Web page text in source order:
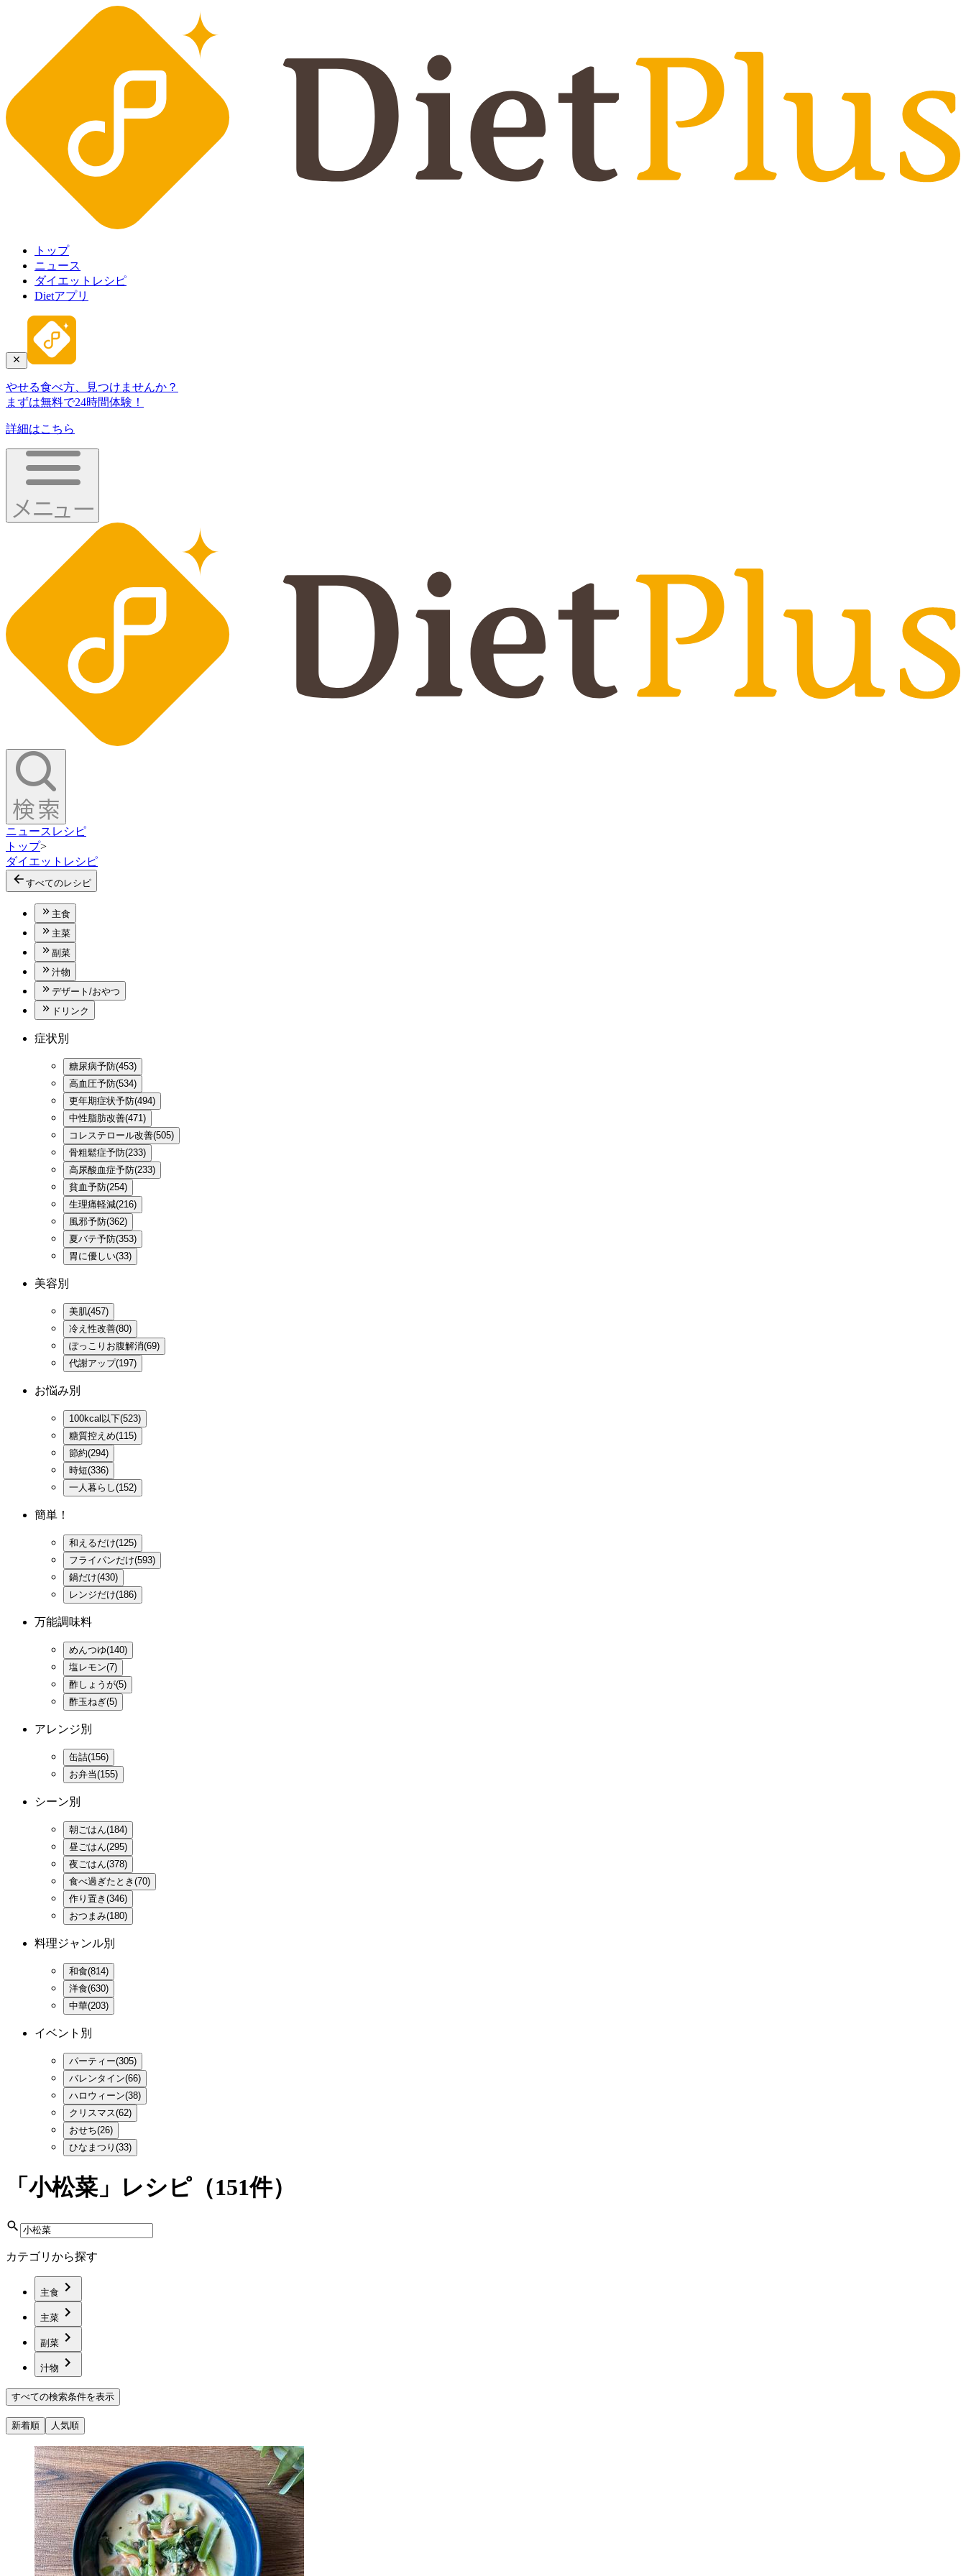
トップ
ニュース
ダイエットレシピ
Dietアプリ
やせる食べ方、見つけませんか？
まずは無料で24時間体験！
詳細はこちら
ニュース レシピ
トップ>
ダイエットレシピ
すべてのレシピ
主食
主菜
副菜
汁物
デザート/おやつ
ドリンク
症状別
糖尿病予防(453)
高血圧予防(534)
更年期症状予防(494)
中性脂肪改善(471)
コレステロール改善(505)
骨粗鬆症予防(233)
高尿酸血症予防(233)
貧血予防(254)
生理痛軽減(216)
風邪予防(362)
夏バテ予防(353)
胃に優しい(33)
美容別
美肌(457)
冷え性改善(80)
ぽっこりお腹解消(69)
代謝アップ(197)
お悩み別
100kcal以下(523)
糖質控えめ(115)
節約(294)
時短(336)
一人暮らし(152)
簡単！
和えるだけ(125)
フライパンだけ(593)
鍋だけ(430)
レンジだけ(186)
万能調味料
めんつゆ(140)
塩レモン(7)
酢しょうが(5)
酢玉ねぎ(5)
アレンジ別
缶詰(156)
お弁当(155)
シーン別
朝ごはん(184)
昼ごはん(295)
夜ごはん(378)
食べ過ぎたとき(70)
作り置き(346)
おつまみ(180)
料理ジャンル別
和食(814)
洋食(630)
中華(203)
イベント別
パーティー(305)
バレンタイン(66)
ハロウィーン(38)
クリスマス(62)
おせち(26)
ひなまつり(33)
「小松菜」レシピ（151件）
カテゴリから探す
主食
主菜
副菜
汁物
すべての検索条件を表示
新着順 人気順